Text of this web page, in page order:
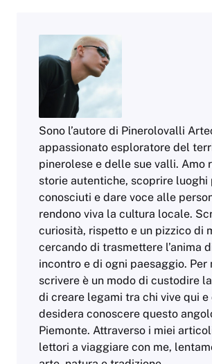
Sono l’autore di Pinerolovalli
appassionato esploratore del
pinerolese e delle sue valli. Amo
storie autentiche, scoprire luoghi
conosciuti e dare voce alle
rendono viva la cultura locale.
curiosità, rispetto e un pizzico di
cercando di trasmettere l’anima
incontro e di ogni paesaggio. Per
scrivere è un modo di custodire
di creare legami tra chi vive qui e
desidera conoscere questo
Piemonte. Attraverso i miei
lettori a viaggiare con me,